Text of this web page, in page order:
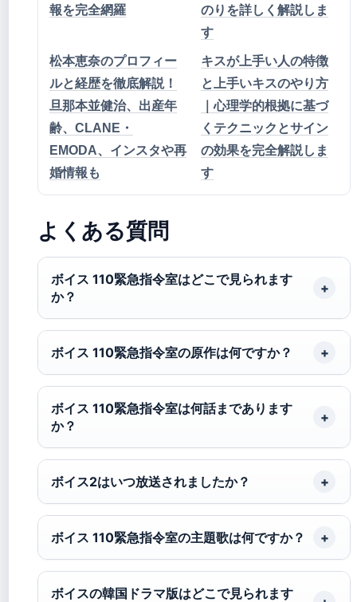
報を完全網羅
のりを詳しく解説しま
す
松本恵奈のプロフィー
ルと経歴を徹底解説！
旦那本並健治、出産年
齢、CLANE・
EMODA、インスタや再
婚情報も
キスが上手い人の特徴
と上手いキスのやり方
｜心理学的根拠に基づ
くテクニックとサイン
の効果を完全解説しま
す
よくある質問
ボイス 110緊急指令室はどこで見られます
か？
ボイス 110緊急指令室の原作は何ですか？
ボイス 110緊急指令室は何話まであります
か？
ボイス2はいつ放送されましたか？
ボイス 110緊急指令室の主題歌は何ですか？
ボイスの韓国ドラマ版はどこで見られます